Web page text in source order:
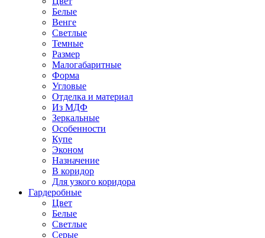
Белые
Венге
Светлые
Темные
Размер
Малогабаритные
Форма
Угловые
Отделка и материал
Из МДФ
Зеркальные
Особенности
Купе
Эконом
Назначение
В коридор
Для узкого коридора
Гардеробные
Цвет
Белые
Светлые
Серые